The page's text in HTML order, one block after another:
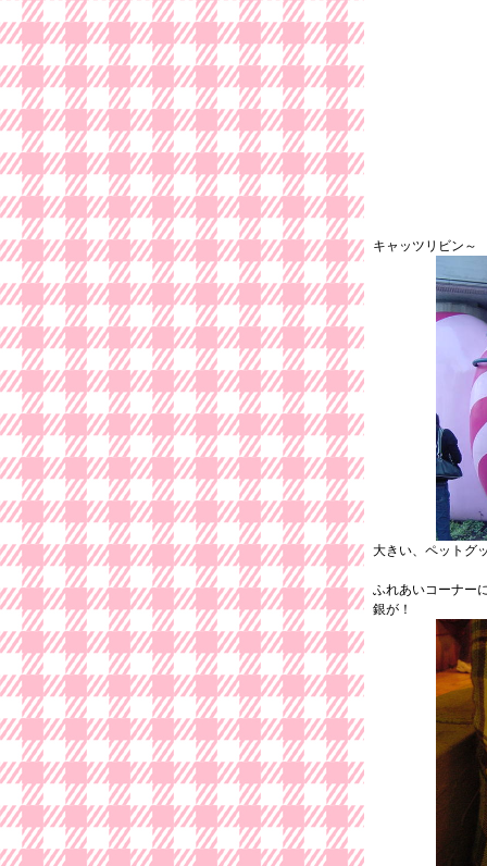
キャッツリビン～
大きい、ペットグ
ふれあいコーナー
銀が！